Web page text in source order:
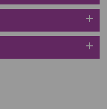
男補精力丸5:1 (到期日2028年1月)
加入購物車
add
add